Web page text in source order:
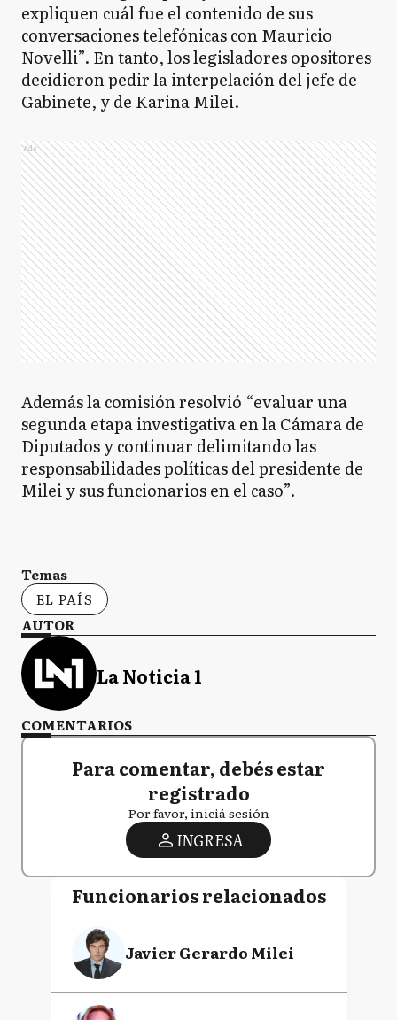
expliquen cuál fue el contenido de sus
conversaciones telefónicas con Mauricio
Novelli”. En tanto, los legisladores opositores
decidieron pedir la interpelación del jefe de
Gabinete, y de Karina Milei.
Ads
Además la comisión resolvió “evaluar una
segunda etapa investigativa en la Cámara de
Diputados y continuar delimitando las
responsabilidades políticas del presidente de
Milei y sus funcionarios en el caso”.
Temas
EL PAÍS
AUTOR
La Noticia 1
COMENTARIOS
Para comentar, debés estar
registrado
Por favor, iniciá sesión
INGRESA
Funcionarios relacionados
Javier Gerardo Milei